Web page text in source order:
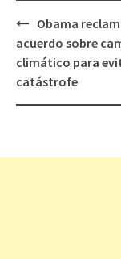
Navegación
de
entradas
Obama
acuerdo sobre
climático para
catástrofe